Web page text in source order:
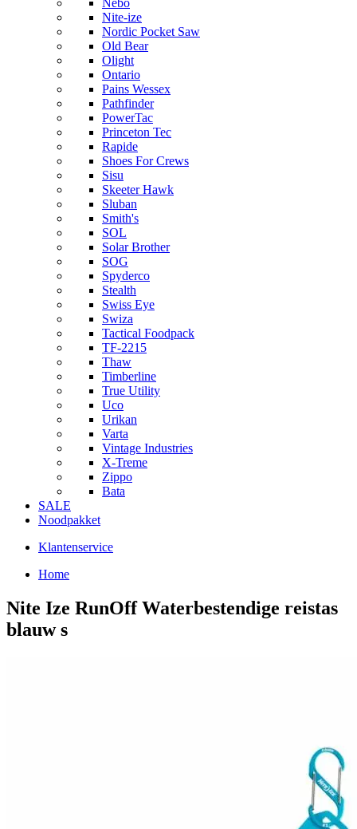
Nebo
Nite-ize
Nordic Pocket Saw
Old Bear
Olight
Ontario
Pains Wessex
Pathfinder
PowerTac
Princeton Tec
Rapide
Shoes For Crews
Sisu
Skeeter Hawk
Sluban
Smith's
SOL
Solar Brother
SOG
Spyderco
Stealth
Swiss Eye
Swiza
Tactical Foodpack
TF-2215
Thaw
Timberline
True Utility
Uco
Urikan
Varta
Vintage Industries
X-Treme
Zippo
Bata
SALE
Noodpakket
Klantenservice
Home
Nite Ize RunOff Waterbestendige reistas
blauw s